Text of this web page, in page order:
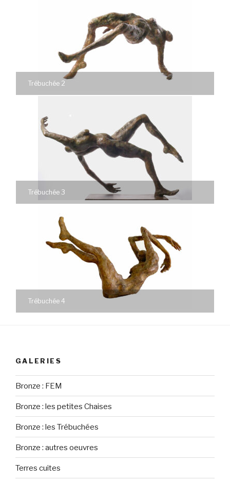
Trébuchée 2
Trébuchée 3
Trébuchée 4
GALERIES
Bronze : FEM
Bronze : les petites Chaises
Bronze : les Trébuchées
Bronze : autres oeuvres
Terres cuites